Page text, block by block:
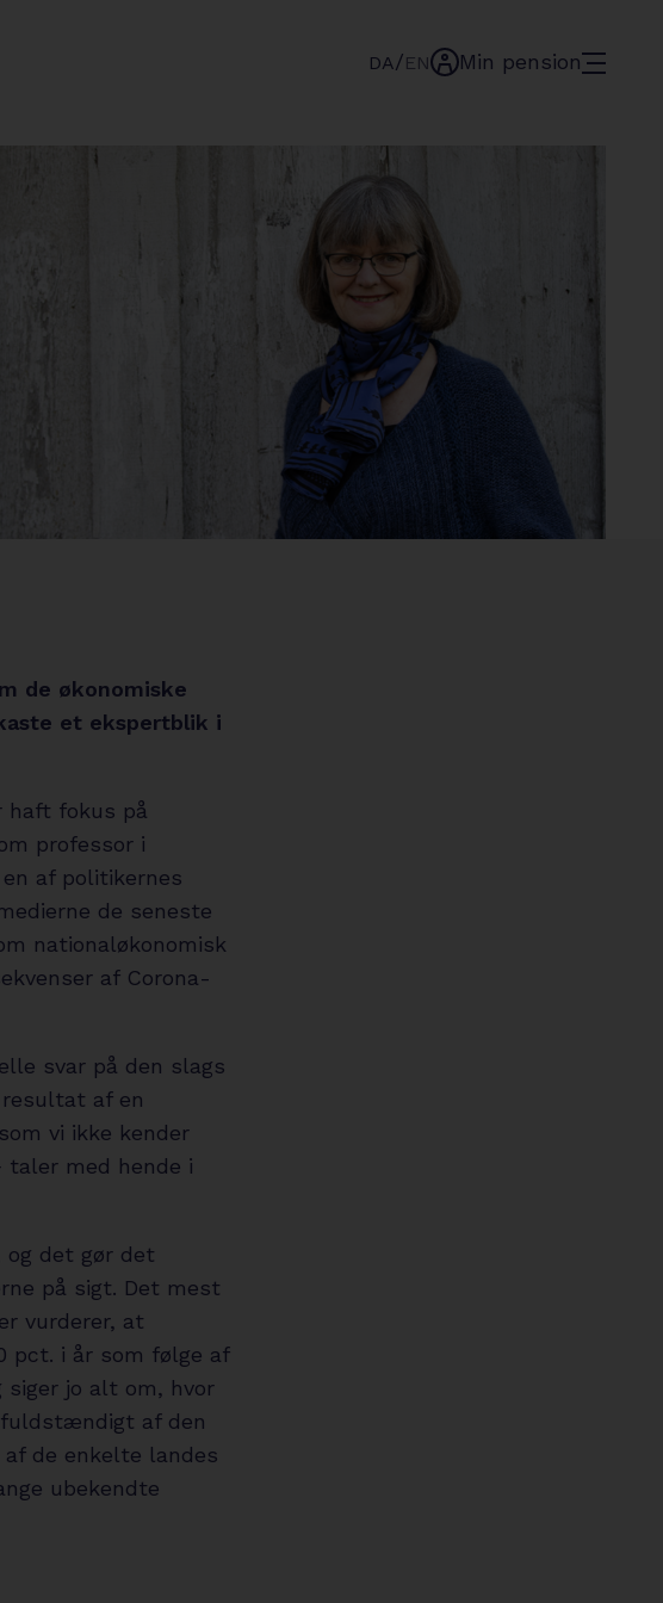
DA/ENmin-Min pensionmenu
de økonomiske
et ekspertblik i
haft fokus på
professor i
af politikernes
de seneste
nationaløkonomisk
af Corona-
svar på den slags
af en
vi ikke kender
taler med hende i
det gør det
på sigt. Det mest
vurderer, at
pct. i år som følge af
siger jo alt om, hvor
af den
de enkelte landes
ubekendte